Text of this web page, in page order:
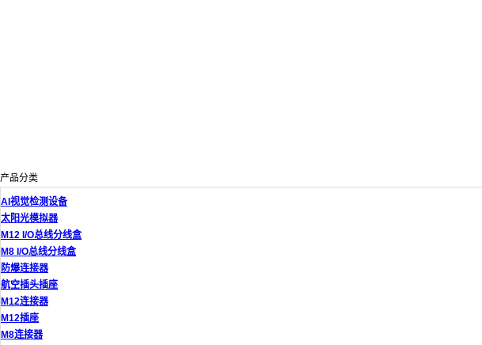
产品分类
AI视觉检测设备
太阳光模拟器
M12 I/O总线分线盒
M8 I/O总线分线盒
防爆连接器
航空插头插座
M12连接器
M12插座
M8连接器